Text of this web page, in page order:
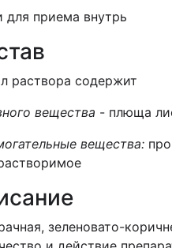
для приема внутрь
раствора содержит
го вещества - плюща
вещества:
зеленовато-